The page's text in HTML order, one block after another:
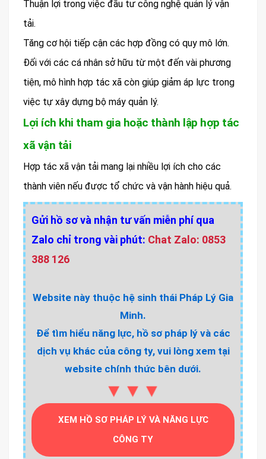
Thuận lợi trong việc đầu tư công nghệ quản lý vận
tải.
Tăng cơ hội tiếp cận các hợp đồng có quy mô lớn.
Đối với các cá nhân sở hữu từ một đến vài phương
tiện, mô hình hợp tác xã còn giúp giảm áp lực trong
việc tự xây dựng bộ máy quản lý.
Lợi ích khi tham gia hoặc thành lập hợp tác
xã vận tải
Hợp tác xã vận tải mang lại nhiều lợi ích cho các
thành viên nếu được tổ chức và vận hành hiệu quả.
Gửi hồ sơ và nhận tư vấn miễn phí qua
Zalo chỉ trong vài phút: Chat Zalo: 0853
388 126
Website này thuộc hệ sinh thái Pháp Lý Gia
Minh.
Để tìm hiểu năng lực, hồ sơ pháp lý và các
dịch vụ khác của công ty, vui lòng xem tại
website chính thức bên dưới.
▼▼▼
XEM HỒ SƠ PHÁP LÝ VÀ NĂNG LỰC
CÔNG TY